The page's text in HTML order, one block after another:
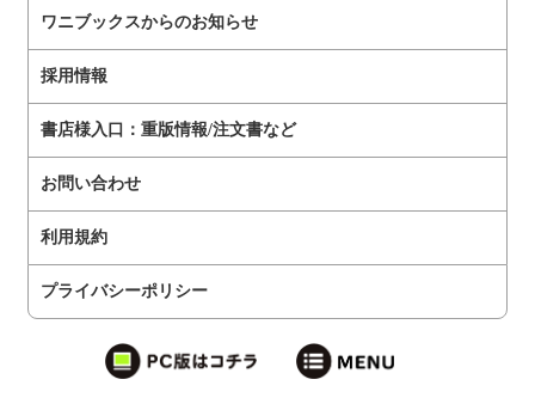
ワニブックスからのお知らせ
採用情報
書店様入口：重版情報/注文書など
お問い合わせ
利用規約
プライバシーポリシー